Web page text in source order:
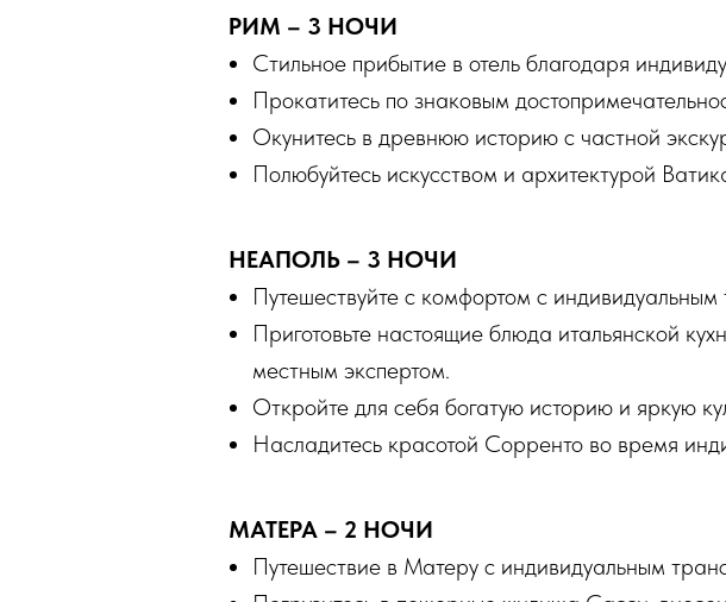
РИМ – 3 НОЧИ
Стильное прибытие в отель благодаря
Прокатитесь по знаковым
Окунитесь в древнюю историю с частной
Полюбуйтесь искусством и архитектурой
НЕАПОЛЬ – 3 НОЧИ
Путешествуйте с комфортом с
Приготовьте настоящие блюда итальянской
местным экспертом.
Откройте для себя богатую историю и яркую
Насладитесь красотой Сорренто во время
МАТЕРА – 2 НОЧИ
Путешествие в Матеру с индивидуальным